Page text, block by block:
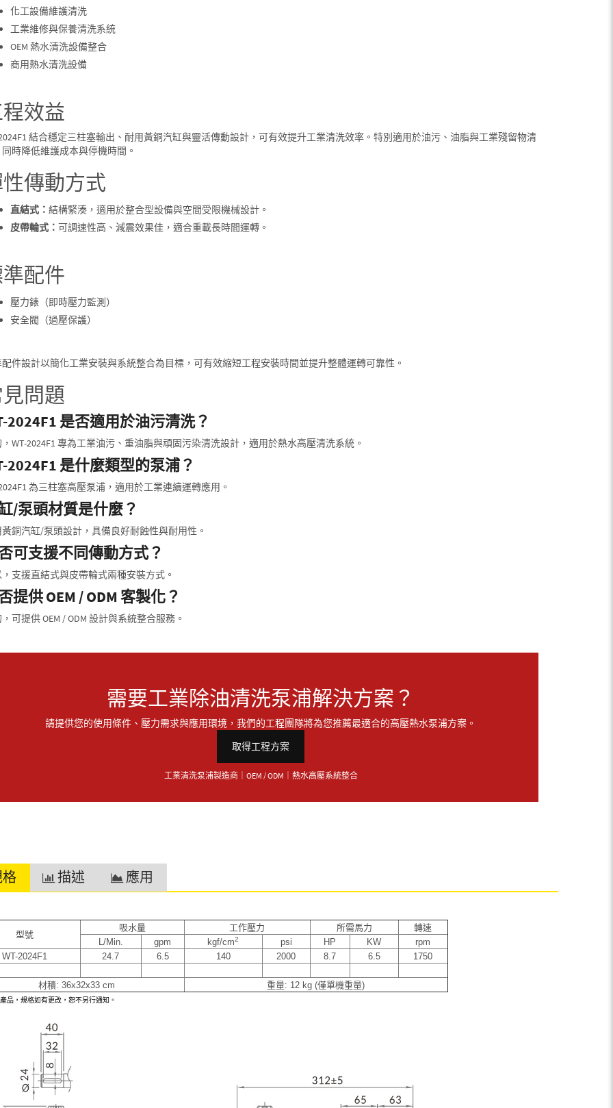
化工設備維護清洗
工業維修與保養清洗系統
OEM 熱水清洗設備整合
商用熱水清洗設備
效益
結合穩定三柱塞輸出、耐用黃銅汽缸與靈活傳動設計，可有效提升工業清洗效率。特別適用於油污、油脂與工業殘留物清
時降低維護成本與停機時間。
傳動方式
直結式： 結構緊湊，適用於整合型設備與空間受限機械設計。
皮帶輪式： 可調速性高、減震效果佳，適合重載長時間運轉。
配件
壓力錶（即時壓力監測）
安全閥（過壓保護）
件設計以簡化工業安裝與系統整合為目標，可有效縮短工程安裝時間並提升整體運轉可靠性。
問題
2024F1 是否適用於油污清洗？
WT-2024F1 專為工業油污、重油脂與頑固污染清洗設計，適用於熱水高壓清洗系統。
2024F1 是什麼類型的泵浦？
為三柱塞高壓泵浦，適用於工業連續運轉應用。
/泵頭材質是什麼？
銅汽缸/泵頭設計，具備良好耐蝕性與耐用性。
可支援不同傳動方式？
支援直結式與皮帶輪式兩種安裝方式。
提供 OEM / ODM 客製化？
可提供 OEM / ODM 設計與系統整合服務。
需要工業除油清洗泵浦解決方案？
請提供您的使用條件、壓力需求與應用環境，我們的工程團隊將為您推薦最適合的高壓熱水泵浦方案。
取得工程方案
工業清洗泵浦製造商｜OEM / ODM｜熱水高壓系統整合
描述 應用
型號
吸水量 工作壓力 所需馬力
轉速
L/Min.
gpm kgf/cm2 psi HP KW
rpm
WT-2024F1
24.7 6.5 140 2000 8.7 6.5 1750
材積: 36x32x33 cm 重量: 12 kg (僅單機重量)
品，規格如有更改，恕不另行通知。